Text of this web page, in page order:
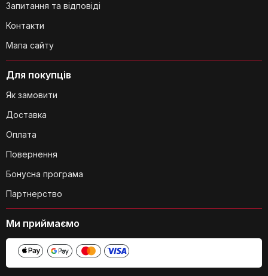
Для покупців
Як замовити
Доставка
Оплата
Повернення
Бонусна програма
Партнерство
Запитання та відповіді
Контакти
Мапа сайту
Ми приймаємо